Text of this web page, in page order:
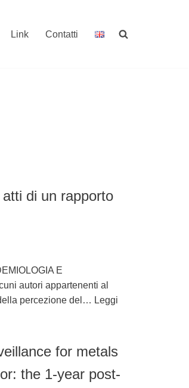
Link Contatti
di un rapporto
E
autori appartenenti al
percezione del… Leggi
for metals
the 1-year post-